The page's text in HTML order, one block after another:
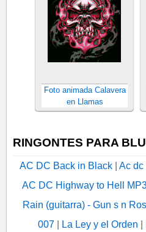
Foto animada Calavera
en Llamas
RINGONTES PARA
AC DC Back in Black Ac dc
AC DC Highway to Hell
Rain (guitarra) - Gun s n
007| La Ley y el Orden